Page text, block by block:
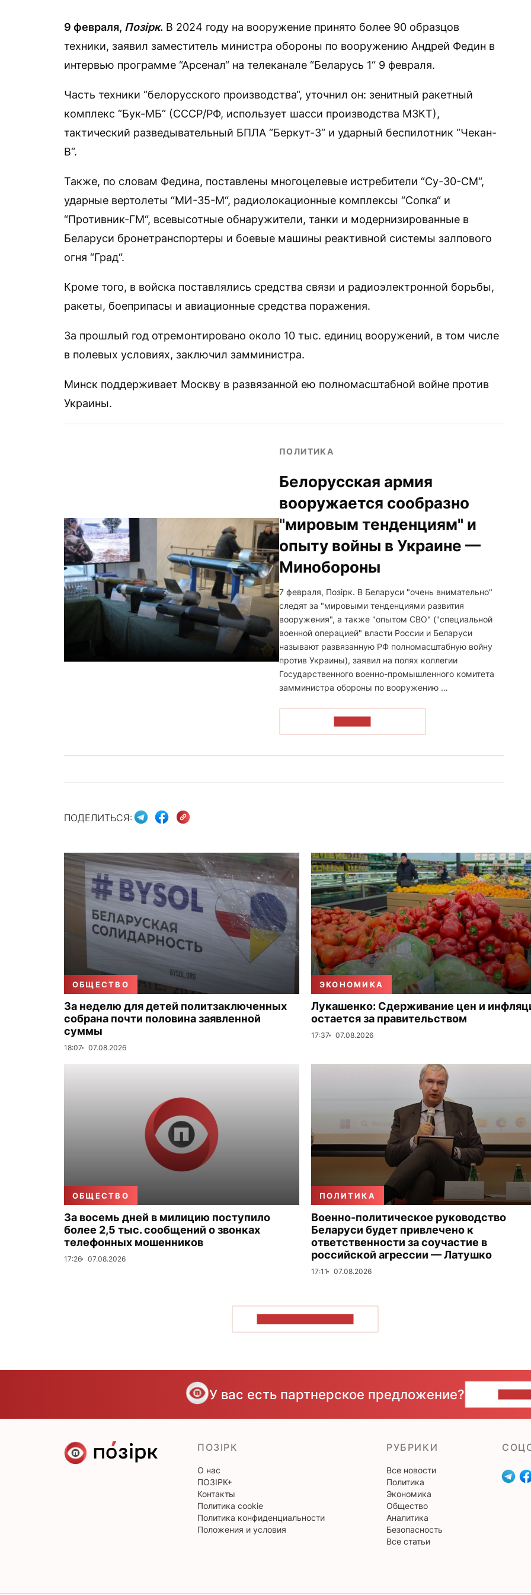
9 февраля, Позірк. В 2024 году на вооружение принято более 90 образцов
техники, заявил заместитель министра обороны по вооружению Андрей Федин в
интервью программе “Арсенал“ на телеканале “Беларусь 1“ 9 февраля.
Часть техники “белорусского производства“, уточнил он: зенитный ракетный
комплекс “Бук-МБ“ (СССР/РФ, использует шасси производства МЗКТ),
тактический разведывательный БПЛА “Беркут-3“ и ударный беспилотник “Чекан-
В“.
Также, по словам Федина, поставлены многоцелевые истребители “Су-30-СМ“,
ударные вертолеты “МИ-35-М“, радиолокационные комплексы “Сопка“ и
“Противник-ГМ“, всевысотные обнаружители, танки и модернизированные в
Беларуси бронетранспортеры и боевые машины реактивной системы залпового
огня “Град“.
Кроме того, в войска поставлялись средства связи и радиоэлектронной борьбы,
ракеты, боеприпасы и авиационные средства поражения.
За прошлый год отремонтировано около 10 тыс. единиц вооружений, в том числе
в полевых условиях, заключил замминистра.
Минск поддерживает Москву в развязанной ею полномасштабной войне против
Украины.
ПОЛИТИКА
Белорусская армия
вооружается сообразно
"мировым тенденциям" и
опыту войны в Украине —
Минобороны
7 февраля, Позірк. В Беларуси "очень внимательно"
следят за "мировыми тенденциями развития
вооружения", а также "опытом СВО" ("специальной
военной операцией" власти России и Беларуси
называют развязанную РФ полномасштабную войну
против Украины), заявил на полях коллегии
Государственного военно-промышленного комитета
замминистра обороны по вооружению …
ПОДЕЛИТЬСЯ:
ОБЩЕСТВО
За неделю для детей политзаключенных
собрана почти половина заявленной
суммы
18:07 07.08.2026
ЭКОНОМИКА
Лукашенко: Сдерживание цен и
остается за правительством
17:37 07.08.2026
ОБЩЕСТВО
За восемь дней в милицию поступило
более 2,5 тыс. сообщений о звонках
телефонных мошенников
17:26 07.08.2026
ПОЛИТИКА
Военно-политическое руководство
Беларуси будет привлечено к
ответственности за соучастие в
российской агрессии — Латушко
17:11 07.08.2026
У вас есть партнерское предложение?
ПОЗІРК
О нас
ПОЗІРК+
Контакты
Политика cookie
Политика конфиденциальности
Положения и условия
РУБРИКИ
Все новости
Политика
Экономика
Общество
Аналитика
Безопасность
Все статьи